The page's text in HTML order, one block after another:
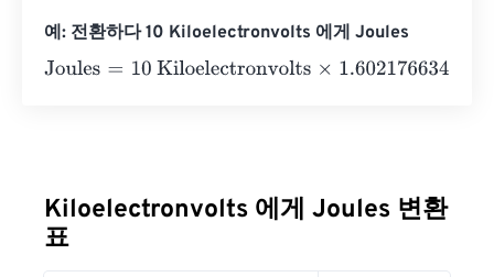
예: 전환하다 10 Kiloelectronvolts 에게 Joules
Joules= 10 Kiloelectronvolts×1.602176634e-25=0
Kiloelectronvolts 에게 Joules 변환
표